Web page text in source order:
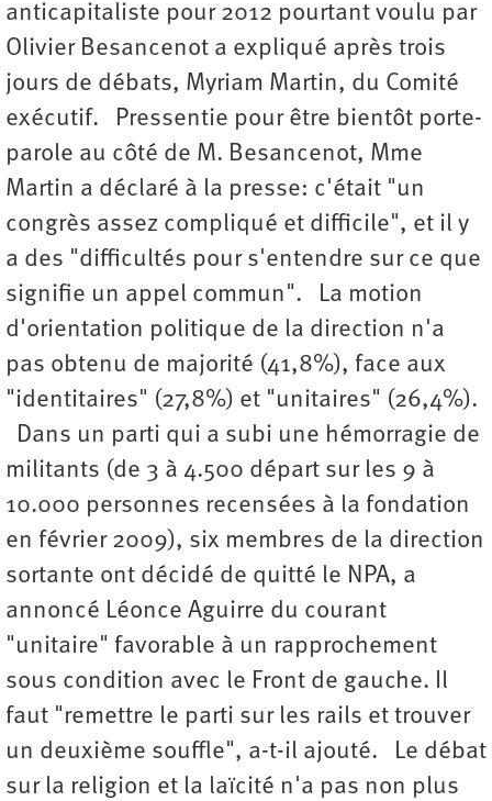
anticapitaliste pour 2012 pourtant voulu par
Olivier Besancenot a expliqué après trois
jours de débats, Myriam Martin, du Comité
exécutif. Pressentie pour être bientôt porte-
parole au côté de M. Besancenot, Mme
Martin a déclaré à la presse: c'était "un
congrès assez compliqué et difficile", et il y
a des "difficultés pour s'entendre sur ce que
signifie un appel commun". La motion
d'orientation politique de la direction n'a
pas obtenu de majorité (41,8%), face aux
"identitaires" (27,8%) et "unitaires" (26,4%).
Dans un parti qui a subi une hémorragie de
militants (de 3 à 4.500 départ sur les 9 à
10.000 personnes recensées à la fondation
en février 2009), six membres de la direction
sortante ont décidé de quitté le NPA, a
annoncé Léonce Aguirre du courant
"unitaire" favorable à un rapprochement
sous condition avec le Front de gauche. Il
faut "remettre le parti sur les rails et trouver
un deuxième souffle", a-t-il ajouté. Le débat
sur la religion et la laïcité n'a pas non plus